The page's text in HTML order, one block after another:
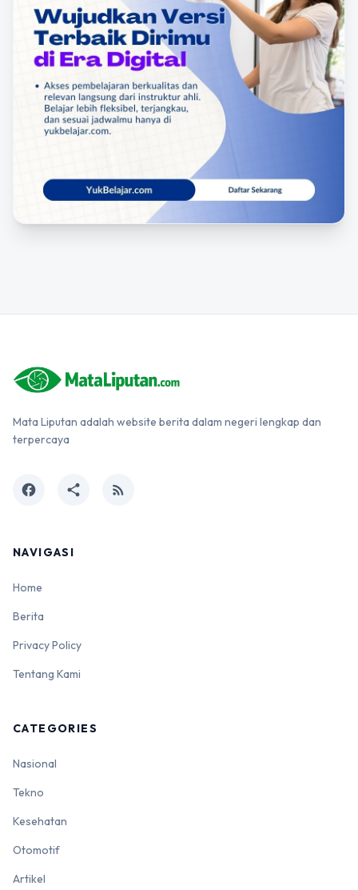
Mata Liputan adalah website berita dalam negeri lengkap dan
terpercaya
facebook share rss_feed
NAVIGASI
Home
Berita
Privacy Policy
Tentang Kami
CATEGORIES
Nasional
Tekno
Kesehatan
Otomotif
Artikel